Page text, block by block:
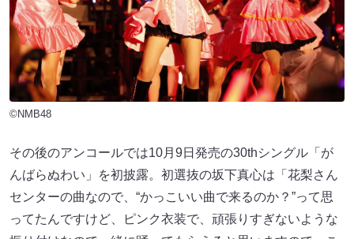
©NMB48
その後のアンコールでは10月9日発売の30thシングル「が
んばらぬわい」を初披露。初選抜の坂下真心は「花梨さん
センターの曲なので、“かっこいい曲で来るのか？”って思
ってたんですけど、ピンク衣装で、頑張りすぎないような